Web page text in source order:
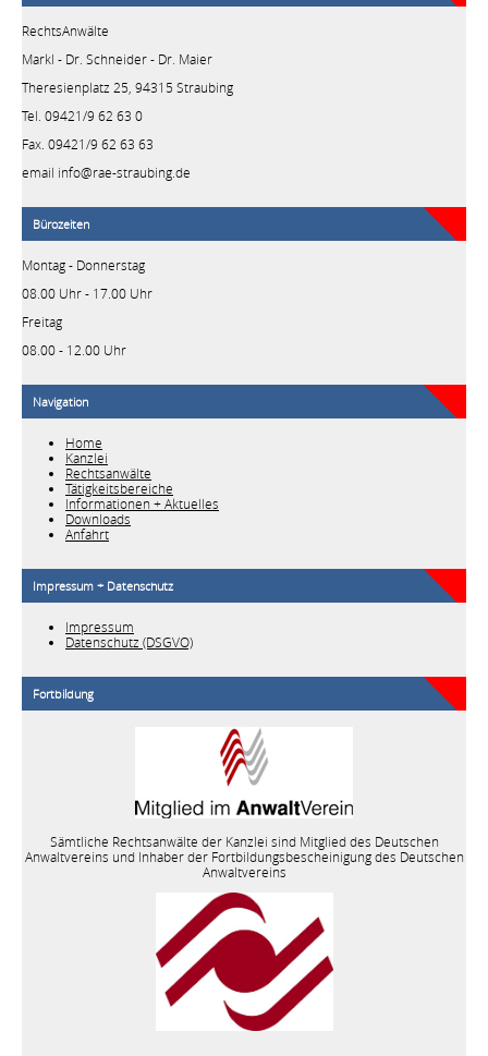
RechtsAnwälte
Markl - Dr. Schneider - Dr. Maier
Theresienplatz 25, 94315 Straubing
Tel. 09421/9 62 63 0
Fax. 09421/9 62 63 63
email info@rae-straubing.de
Bürozeiten
Montag - Donnerstag
08.00 Uhr - 17.00 Uhr
Freitag
08.00 - 12.00 Uhr
Navigation
Home
Kanzlei
Rechtsanwälte
Tätigkeitsbereiche
Informationen + Aktuelles
Downloads
Anfahrt
Impressum + Datenschutz
Impressum
Datenschutz (DSGVO)
Fortbildung
Sämtliche Rechtsanwälte der Kanzlei sind Mitglied des Deutschen
Anwaltvereins und Inhaber der Fortbildungsbescheinigung des Deutschen
Anwaltvereins